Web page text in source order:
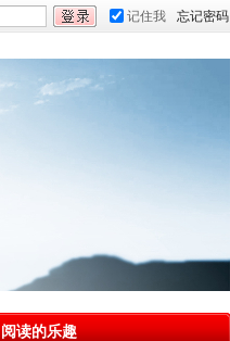
记住我 忘记密码
阅读的乐趣